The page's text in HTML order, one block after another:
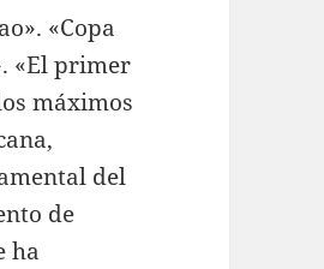
«Copa
«El primer
máximos
del
de
ha